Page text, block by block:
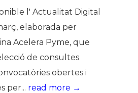
l' Actualitat Digital
elaborada per
Acelera Pyme, que
de consultes
obertes i
per... read more →